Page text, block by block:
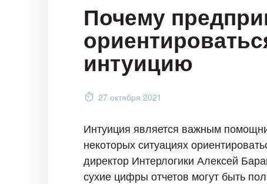
Почему
интуицию
27 октября 2021
Интуиция является важным
некоторых ситуациях
директор Интерлогики Алексей
сухие цифры отчетов могут быть